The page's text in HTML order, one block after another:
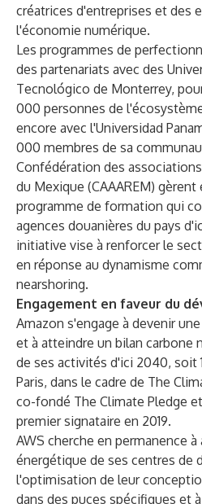
créatrices d'entreprises et des
l'économie numérique.
Les programmes de
des partenariats avec des
Tecnológico de Monterrey,
000 personnes de
encore avec l'Universidad
000 membres de sa
Confédération des
du Mexique (CAAAREM)
programme de formation qui
agences douanières du pays
initiative vise à renforcer le
en réponse au dynamisme
nearshoring.
Engagement en faveur du
Amazon s'engage à devenir
et à atteindre un bilan carbone
de ses activités d'ici 2040, soit
Paris, dans le cadre de The
co-fondé The Climate Pledge
premier signataire en 2019.
AWS cherche en permanence
énergétique de ses centres de
l'optimisation de leur
dans des puces spécifiques et